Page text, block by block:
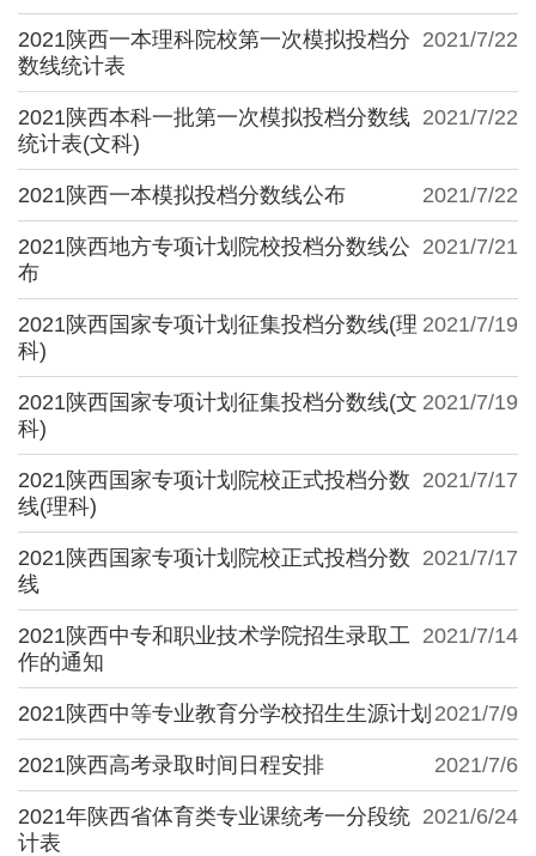
2021/7/22
2021陕西一本理科院校第一次模拟投档分
数线统计表
2021/7/22
2021陕西本科一批第一次模拟投档分数线
统计表(文科)
2021/7/22
2021陕西一本模拟投档分数线公布
2021/7/21
2021陕西地方专项计划院校投档分数线公
布
2021/7/19
2021陕西国家专项计划征集投档分数线(理
科)
2021/7/19
2021陕西国家专项计划征集投档分数线(文
科)
2021/7/17
2021陕西国家专项计划院校正式投档分数
线(理科)
2021/7/17
2021陕西国家专项计划院校正式投档分数
线
2021/7/14
2021陕西中专和职业技术学院招生录取工
作的通知
2021/7/9
2021陕西中等专业教育分学校招生生源计划
2021/7/6
2021陕西高考录取时间日程安排
2021/6/24
2021年陕西省体育类专业课统考一分段统
计表